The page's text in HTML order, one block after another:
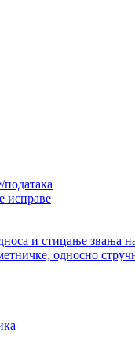
исправе
и стицање звања
односно